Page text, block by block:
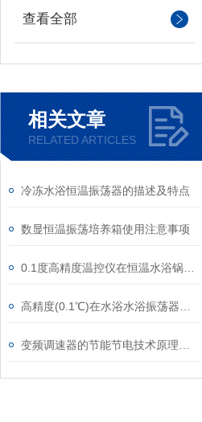
查看全部
相关文章
RELATED ARTICLES
冷冻水浴恒温振荡器的描述及特点
数显恒温振荡培养箱使用注意事项